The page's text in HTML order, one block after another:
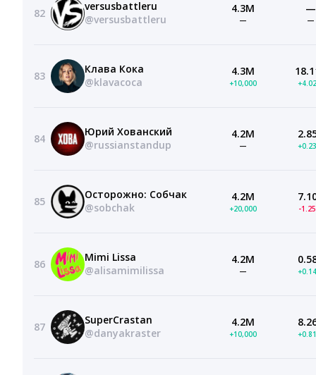
82
versusbattleru
@versusbattleru
4.3M
—
—
—
83
Клава Кока
@klavacoca
4.3M
+10,000
84
Юрий Хованский
@russianstandup
4.2M
—
85
Осторожно: Собчак
@sobchak
4.2M
+20,000 -
86
Mimi Lissa
@alisamimilissa
4.2M
—
87
SuperCrastan
@danyakraster
4.2M
+10,000